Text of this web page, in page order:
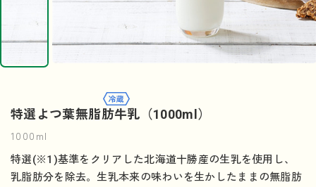
特選よつ葉無脂肪牛乳（1000ml）
1000ml
特選(※1)基準をクリアした北海道十勝産の生乳を使用し、
乳脂肪分を除去。生乳本来の味わいを生かしたままの無脂肪